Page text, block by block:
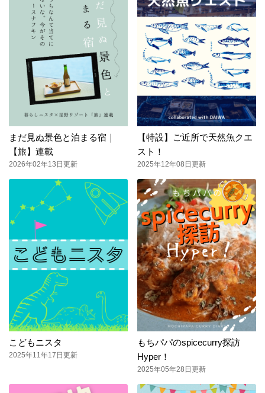
まだ見ぬ景色と泊まる宿｜
【旅】連載
2026年02年13日更新
【特設】ご近所で天然魚クエ
スト！
2025年12年08日更新
こどもニスタ
2025年11年17日更新
もちパパのspicecurry探訪
Hyper！
2025年05年28日更新